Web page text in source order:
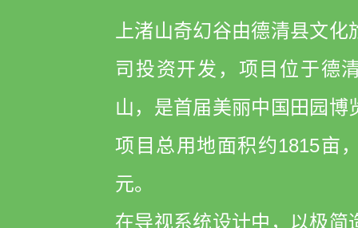
上渚山奇幻谷由德清县文
司投资开发，项目位于德
山，是首届美丽中国田园博
项目总用地面积约1815亩
元。
在导视系统设计中，以极简